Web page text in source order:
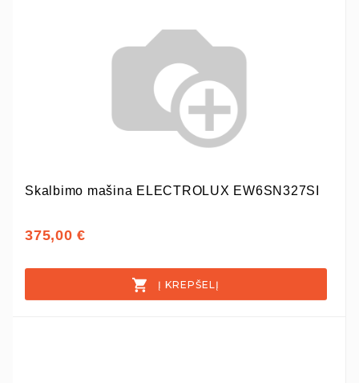
Skalbimo mašina ELECTROLUX EW6SN327SI
375,00 €
Į KREPŠELĮ